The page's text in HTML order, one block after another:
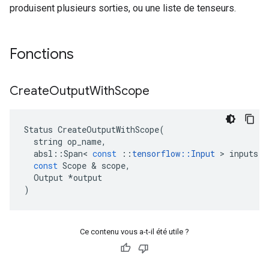
produisent plusieurs sorties, ou une liste de tenseurs.
Fonctions
CreateOutputWithScope
Status CreateOutputWithScope(
string op_name,
absl ::Span< const :: tensorflow :: Input > inputs
const Scope & scope,
Output *output
)
Ce contenu vous a-t-il été utile ?